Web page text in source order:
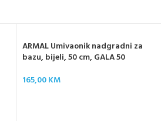
ARMAL Umivaonik nadgradni za
bazu, bijeli, 50 cm, GALA 50
165,00KM